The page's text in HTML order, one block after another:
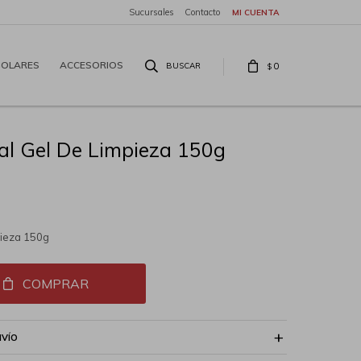
ACCESORIOS $ 0
Sucursales Contacto
Gel De Limpieza 150g
150g
COMPRAR